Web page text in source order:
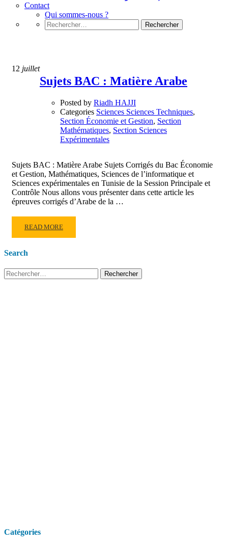
Contact
Qui sommes-nous ?
Rechercher :
12 juillet
Sujets BAC : Matière Arabe
Posted by Riadh HAJJI
Categories Sciences Sciences Techniques,
Section Économie et Gestion, Section
Mathématiques, Section Sciences
Expérimentales
Sujets BAC : Matière Arabe Sujets Corrigés du Bac Économie
et Gestion, Mathématiques, Sciences de l’informatique et
Sciences expérimentales en Tunisie de la Session Principale et
Contrôle Nous allons vous présenter dans cette article les
épreuves corrigés d’Arabe de la …
READ
MORE
SUJETS
BAC
:
READ MORE
Search
Rechercher :
Catégories